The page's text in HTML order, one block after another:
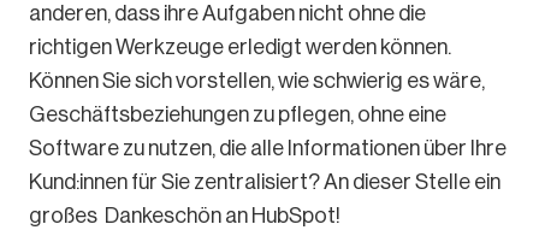
anderen, dass ihre Aufgaben nicht ohne die
richtigen Werkzeuge erledigt werden können.
Können Sie sich vorstellen, wie schwierig es wäre,
Geschäftsbeziehungen zu pflegen, ohne eine
Software zu nutzen, die alle Informationen über Ihre
Kund:innen für Sie zentralisiert? An dieser Stelle ein
großes Dankeschön an HubSpot!